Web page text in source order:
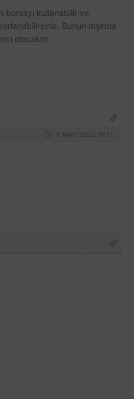
borsayı kullanabilir ve
Bunun dışında
olacaktır.
6 Mart 2026 18:31